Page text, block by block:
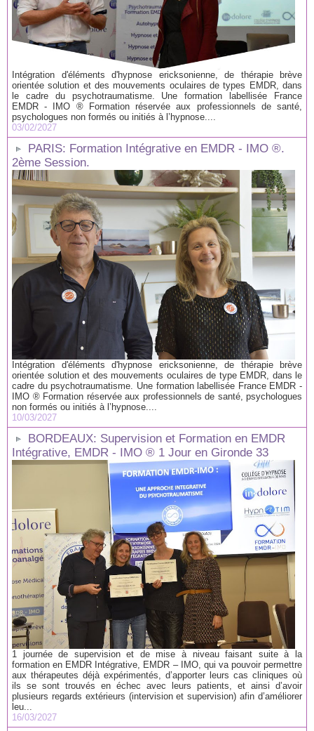
Intégration d'éléments d'hypnose ericksonienne, de thérapie brève
orientée solution et des mouvements oculaires de types EMDR, dans
le cadre du psychotraumatisme. Une formation labellisée France
EMDR - IMO ® Formation réservée aux professionnels de santé,
psychologues non formés ou initiés à l’hypnose....
03/02/2027
PARIS: Formation Intégrative en EMDR - IMO ®.
2ème Session.
Intégration d'éléments d'hypnose ericksonienne, de thérapie brève
orientée solution et des mouvements oculaires de type EMDR, dans le
cadre du psychotraumatisme. Une formation labellisée France EMDR -
IMO ® Formation réservée aux professionnels de santé, psychologues
non formés ou initiés à l’hypnose....
10/03/2027
BORDEAUX: Supervision et Formation en EMDR
Intégrative, EMDR - IMO ® 1 Jour en Gironde 33
1 journée de supervision et de mise à niveau faisant suite à la
formation en EMDR Intégrative, EMDR – IMO, qui va pouvoir permettre
aux thérapeutes déjà expérimentés, d’apporter leurs cas cliniques où
ils se sont trouvés en échec avec leurs patients, et ainsi d’avoir
plusieurs regards extérieurs (intervision et supervision) afin d’améliorer
leu...
16/03/2027